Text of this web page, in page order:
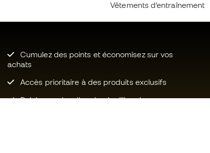
Vêtements d’entraînement
Cumulez des points et économisez sur vos
achats
Accès prioritaire à des produits exclusifs
Rejoignez plus d’un demi-million de